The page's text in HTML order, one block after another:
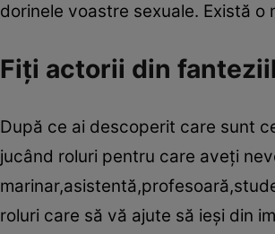
dorinele voastre sexuale. Există
Fiţi actorii din
După ce ai descoperit care sunt
jucând roluri pentru care aveţi
roluri care să vă ajute să ieşi din